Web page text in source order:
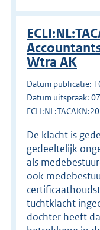
Wtra AK
Datum publicatie:
Datum uitspraak:
De klacht is
gedeeltelijk
als
ook
tuchtklacht
dochter heeft